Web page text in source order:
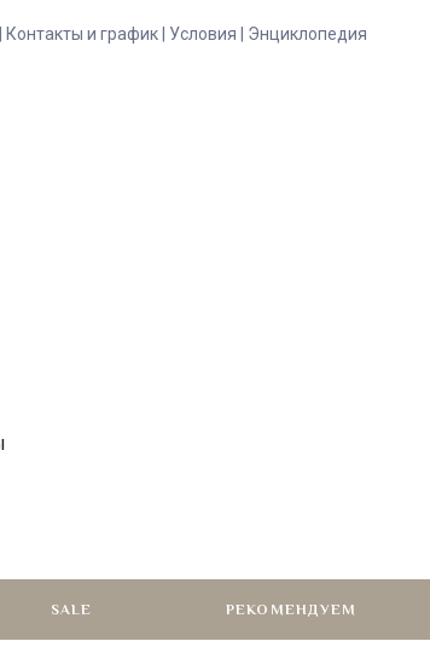
Контакты и график | Условия | Энциклопедия
SALE РЕКОМЕНДУЕМ